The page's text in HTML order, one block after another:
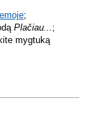
;
Plačiau... ;
mygtuką